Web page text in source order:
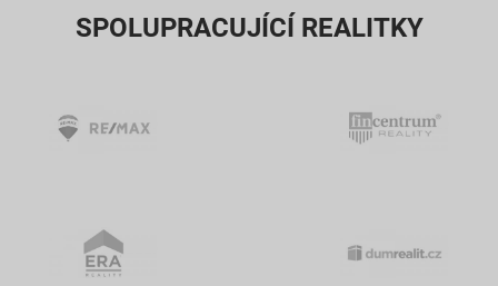
SPOLUPRACUJÍCÍ REALITKY